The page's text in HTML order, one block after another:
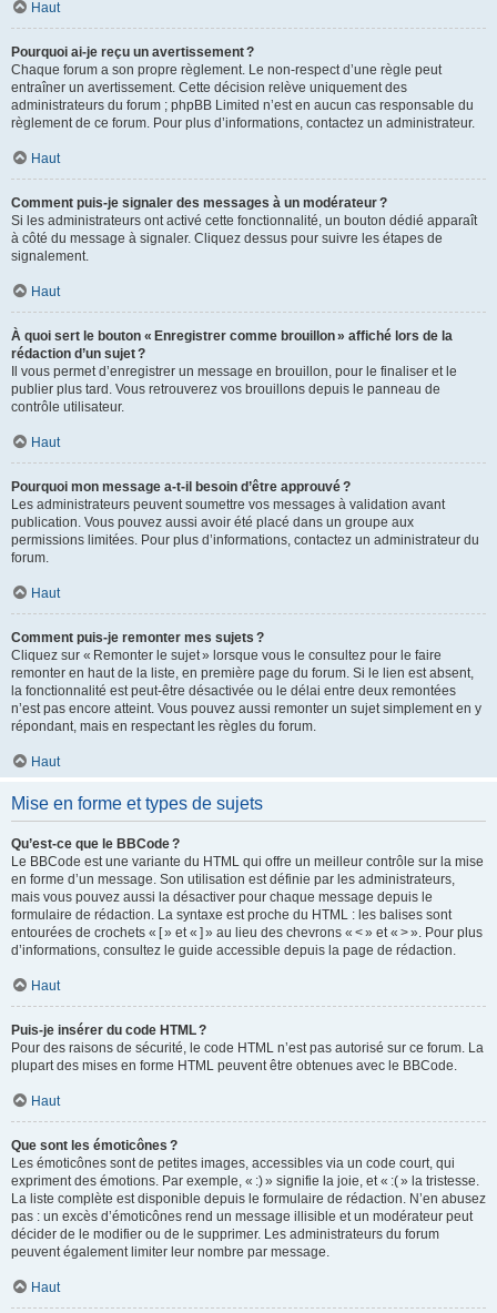
Haut
Pourquoi ai-je reçu un avertissement ?
Chaque forum a son propre règlement. Le non-respect d’une règle peut
entraîner un avertissement. Cette décision relève uniquement des
administrateurs du forum ; phpBB Limited n’est en aucun cas responsable du
règlement de ce forum. Pour plus d’informations, contactez un administrateur.
Haut
Comment puis-je signaler des messages à un modérateur ?
Si les administrateurs ont activé cette fonctionnalité, un bouton dédié apparaît
à côté du message à signaler. Cliquez dessus pour suivre les étapes de
signalement.
Haut
À quoi sert le bouton « Enregistrer comme brouillon » affiché lors de la
rédaction d’un sujet ?
Il vous permet d’enregistrer un message en brouillon, pour le finaliser et le
publier plus tard. Vous retrouverez vos brouillons depuis le panneau de
contrôle utilisateur.
Haut
Pourquoi mon message a-t-il besoin d’être approuvé ?
Les administrateurs peuvent soumettre vos messages à validation avant
publication. Vous pouvez aussi avoir été placé dans un groupe aux
permissions limitées. Pour plus d’informations, contactez un administrateur du
forum.
Haut
Comment puis-je remonter mes sujets ?
Cliquez sur « Remonter le sujet » lorsque vous le consultez pour le faire
remonter en haut de la liste, en première page du forum. Si le lien est absent,
la fonctionnalité est peut-être désactivée ou le délai entre deux remontées
n’est pas encore atteint. Vous pouvez aussi remonter un sujet simplement en y
répondant, mais en respectant les règles du forum.
Haut
Mise en forme et types de sujets
Qu’est-ce que le BBCode ?
Le BBCode est une variante du HTML qui offre un meilleur contrôle sur la mise
en forme d’un message. Son utilisation est définie par les administrateurs,
mais vous pouvez aussi la désactiver pour chaque message depuis le
formulaire de rédaction. La syntaxe est proche du HTML : les balises sont
entourées de crochets « [ » et « ] » au lieu des chevrons « < » et « > ». Pour plus
d’informations, consultez le guide accessible depuis la page de rédaction.
Haut
Puis-je insérer du code HTML ?
Pour des raisons de sécurité, le code HTML n’est pas autorisé sur ce forum. La
plupart des mises en forme HTML peuvent être obtenues avec le BBCode.
Haut
Que sont les émoticônes ?
Les émoticônes sont de petites images, accessibles via un code court, qui
expriment des émotions. Par exemple, « :) » signifie la joie, et « :( » la tristesse.
La liste complète est disponible depuis le formulaire de rédaction. N’en abusez
pas : un excès d’émoticônes rend un message illisible et un modérateur peut
décider de le modifier ou de le supprimer. Les administrateurs du forum
peuvent également limiter leur nombre par message.
Haut